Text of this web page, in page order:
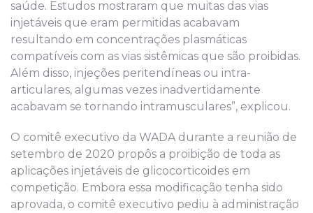
saúde. Estudos mostraram que muitas das vias
injetáveis que eram permitidas acabavam
resultando em concentrações plasmáticas
compatíveis com as vias sistêmicas que são proibidas.
Além disso, injeções peritendíneas ou intra-
articulares, algumas vezes inadvertidamente
acabavam se tornando intramusculares”, explicou.
O comitê executivo da WADA durante a reunião de
setembro de 2020 propôs a proibição de toda as
aplicações injetáveis de glicocorticoides em
competição. Embora essa modificação tenha sido
aprovada, o comitê executivo pediu à administração